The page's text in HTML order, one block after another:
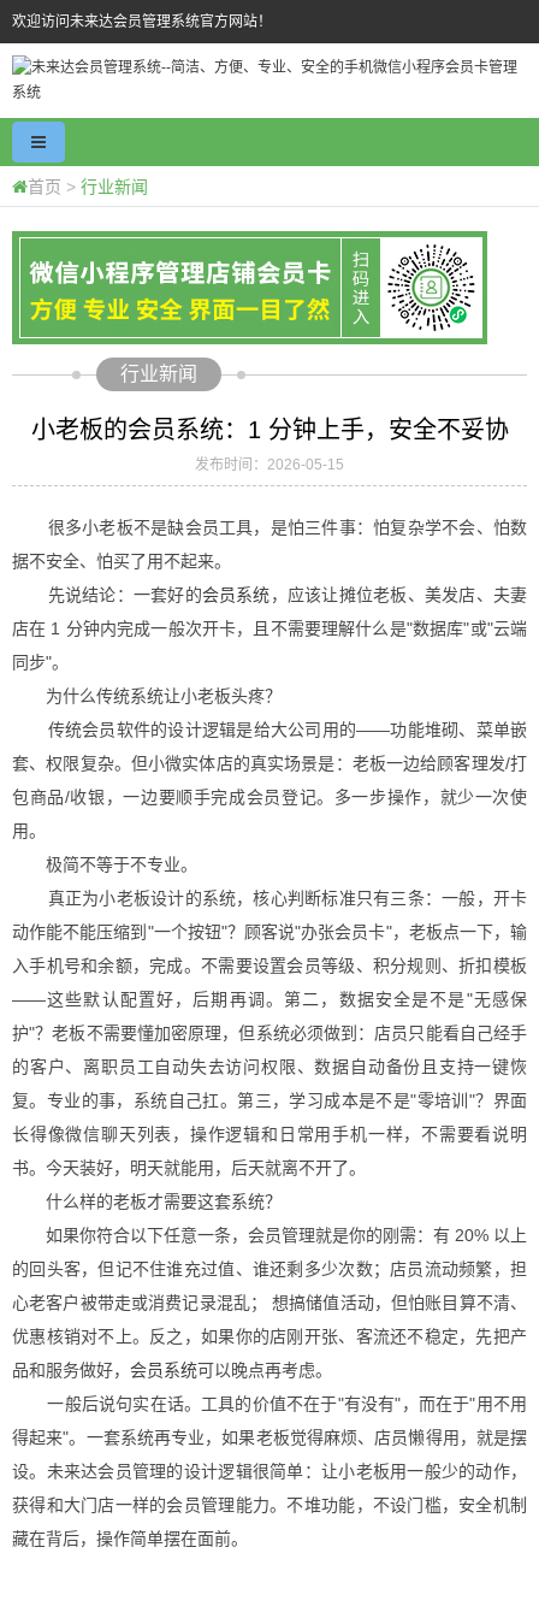
欢迎访问未来达会员管理系统官方网站！
首页 > 行业新闻
行业新闻
小老板的会员系统：1 分钟上手，安全不妥协
发布时间：2026-05-15
很多小老板不是缺会员工具，是怕三件事：怕复杂学不会、怕数
据不安全、怕买了用不起来。
先说结论：一套好的会员系统，应该让摊位老板、美发店、夫妻
店在 1 分钟内完成一般次开卡，且不需要理解什么是"数据库"或"云端
同步"。
为什么传统系统让小老板头疼？
传统会员软件的设计逻辑是给大公司用的——功能堆砌、菜单嵌
套、权限复杂。但小微实体店的真实场景是：老板一边给顾客理发/打
包商品/收银，一边要顺手完成会员登记。多一步操作，就少一次使
用。
极简不等于不专业。
真正为小老板设计的系统，核心判断标准只有三条：一般，开卡
动作能不能压缩到"一个按钮"？顾客说"办张会员卡"，老板点一下，输
入手机号和余额，完成。不需要设置会员等级、积分规则、折扣模板
——这些默认配置好，后期再调。第二，数据安全是不是"无感保
护"？老板不需要懂加密原理，但系统必须做到：店员只能看自己经手
的客户、离职员工自动失去访问权限、数据自动备份且支持一键恢
复。专业的事，系统自己扛。第三，学习成本是不是"零培训"？界面
长得像微信聊天列表，操作逻辑和日常用手机一样，不需要看说明
书。今天装好，明天就能用，后天就离不开了。
什么样的老板才需要这套系统？
如果你符合以下任意一条，会员管理就是你的刚需：有 20% 以上
的回头客，但记不住谁充过值、谁还剩多少次数；店员流动频繁，担
心老客户被带走或消费记录混乱； 想搞储值活动，但怕账目算不清、
优惠核销对不上。反之，如果你的店刚开张、客流还不稳定，先把产
品和服务做好， 会员系统可以晚点再考虑。
一般后说句实在话。工具的价值不在于"有没有"，而在于"用不用
得起来"。一套系统再专业，如果老板觉得麻烦、店员懒得用，就是摆
设。未来达会员管理的设计逻辑很简单：让小老板用一般少的动作，
获得和大门店一样的会员管理能力。不堆功能，不设门槛，安全机制
藏在背后，操作简单摆在面前。